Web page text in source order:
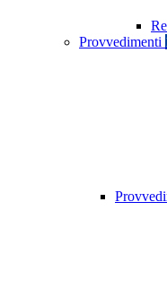
Provvedimenti